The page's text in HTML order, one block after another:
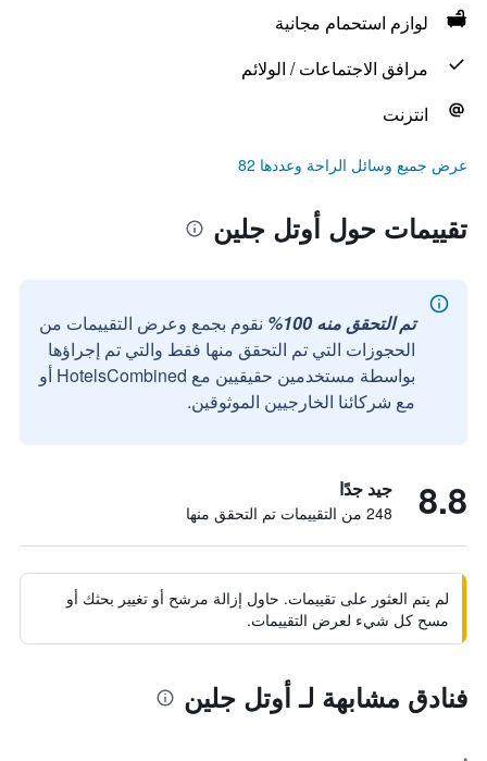
لوازم استحمام مجانية
مرافق الاجتماعات / الولائم
انترنت
عرض جميع وسائل الراحة وعددها 82
تقييمات حول أوتل جلين
تم التحقق منه 100%
نقوم بجمع وعرض التقييمات من
الحجوزات التي تم التحقق منها فقط والتي تم إجراؤها
بواسطة مستخدمين حقيقيين مع HotelsCombined أو
مع شركائنا الخارجيين الموثوقين.
8.8 جيد جدًا
248 من التقييمات تم التحقق منها
لم يتم العثور على تقييمات. حاول إزالة مرشح أو تغيير بحثك أو
مسح كل شيء لعرض التقييمات.
فنادق مشابهة لـ أوتل جلين